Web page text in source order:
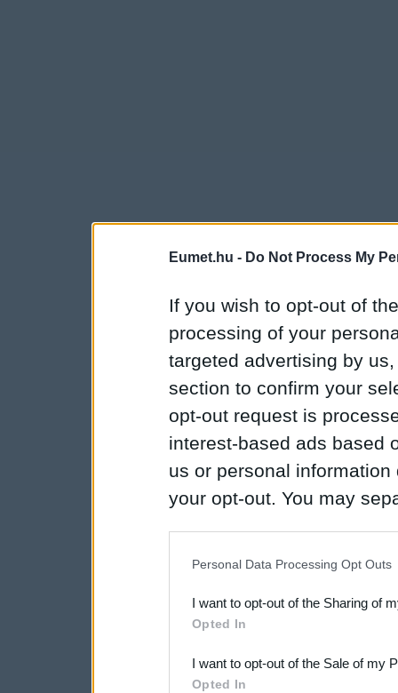
Eumet.hu - Do Not Process My
If you wish to opt-out of
processing of your
targeted advertising by
section to confirm your
opt-out request is
interest-based ads based
us or personal
your opt-out. You may
Downstream Participants
third parties.
Personal Data Processing Opt Outs
I want to opt-out of the Sharing of
Opted In
I want to opt-out of the Sale of my
Opted In